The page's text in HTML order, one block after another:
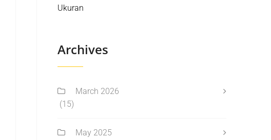
Ukuran
Archives
March 2026
(15)
May 2025